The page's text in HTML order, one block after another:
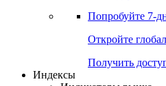
Попробуйте 7-
Откройте
Получить
Индексы